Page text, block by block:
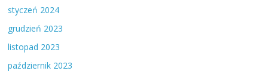
styczeń 2024
grudzień 2023
listopad 2023
październik 2023